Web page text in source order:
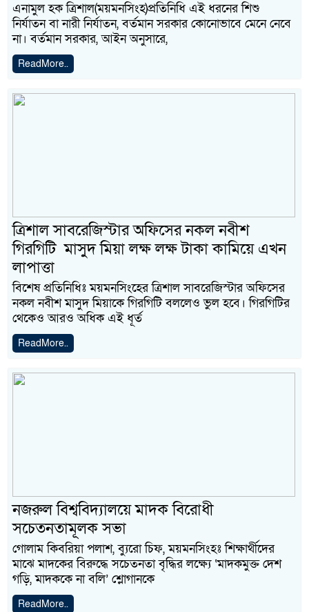
এনামুল হক ত্রিশাল(ময়মনসিংহ)প্রতিনিধি এই ধরনের শিশু
নির্যাতন বা নারী নির্যাতন, বর্তমান সরকার কোনোভাবে মেনে নেবে
না। বর্তমান সরকার, আইন অনুসারে,
ReadMore..
ত্রিশাল সাবরেজিস্টার অফিসের নকল নবীশ
গিরগিটি মাসুদ মিয়া লক্ষ লক্ষ টাকা কামিয়ে এখন
লাপাত্তা
বিশেষ প্রতিনিধিঃ ময়মনসিংহের ত্রিশাল সাবরেজিস্টার অফিসের
নকল নবীশ মাসুদ মিয়াকে গিরগিটি বললেও ভুল হবে। গিরগিটির
থেকেও আরও অধিক এই ধূর্ত
ReadMore..
নজরুল বিশ্ববিদ্যালয়ে মাদক বিরোধী
সচেতনতামূলক সভা
গোলাম কিবরিয়া পলাশ, ব্যুরো চিফ, ময়মনসিংহঃ শিক্ষার্থীদের
মাঝে মাদকের বিরুদ্ধে সচেতনতা বৃদ্ধির লক্ষ্যে ‘মাদকমুক্ত দেশ
গড়ি, মাদককে না বলি’ শ্লোগানকে
ReadMore..